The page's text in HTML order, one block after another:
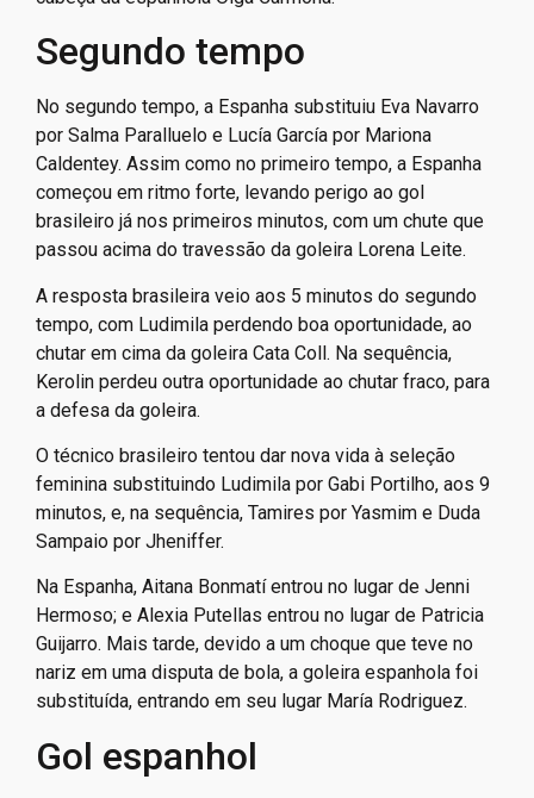
Segundo tempo
No segundo tempo, a Espanha substituiu Eva Navarro
por Salma Paralluelo e Lucía García por Mariona
Caldentey. Assim como no primeiro tempo, a Espanha
começou em ritmo forte, levando perigo ao gol
brasileiro já nos primeiros minutos, com um chute que
passou acima do travessão da goleira Lorena Leite.
A resposta brasileira veio aos 5 minutos do segundo
tempo, com Ludimila perdendo boa oportunidade, ao
chutar em cima da goleira Cata Coll. Na sequência,
Kerolin perdeu outra oportunidade ao chutar fraco, para
a defesa da goleira.
O técnico brasileiro tentou dar nova vida à seleção
feminina substituindo Ludimila por Gabi Portilho, aos 9
minutos, e, na sequência, Tamires por Yasmim e Duda
Sampaio por Jheniffer.
Na Espanha, Aitana Bonmatí entrou no lugar de Jenni
Hermoso; e Alexia Putellas entrou no lugar de Patricia
Guijarro. Mais tarde, devido a um choque que teve no
nariz em uma disputa de bola, a goleira espanhola foi
substituída, entrando em seu lugar María Rodriguez.
Gol espanhol